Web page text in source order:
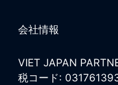
会社情報
VIET JAPAN
税コード: